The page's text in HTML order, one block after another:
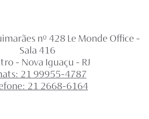
nº 428 Le Monde Office -
Sala 416
- Nova Iguaçu - RJ
21 99955-4787
21 2668-6164